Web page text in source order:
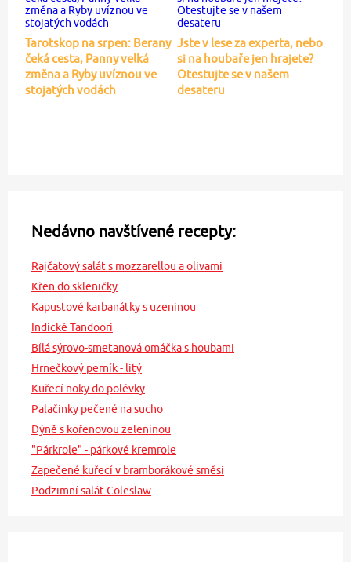
Tarotskop na srpen: Berany
čeká cesta, Panny velká
změna a Ryby uvíznou ve
stojatých vodách
Jste v lese za experta, nebo
si na houbaře jen hrajete?
Otestujte se v našem
desateru
Nedávno navštívené recepty:
Rajčatový salát s mozzarellou a olivami
Křen do skleničky
Kapustové karbanátky s uzeninou
Indické Tandoori
Bílá sýrovo-smetanová omáčka s houbami
Hrnečkový perník - litý
Kuřecí noky do polévky
Palačinky pečené na sucho
Dýně s kořenovou zeleninou
"Párkrole" - párkové kremrole
Zapečené kuřecí v bramborákové směsi
Podzimní salát Coleslaw